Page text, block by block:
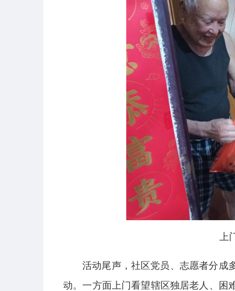
活动尾声，社区党员、志愿者分成
动。一方面上门看望辖区独居老人、困